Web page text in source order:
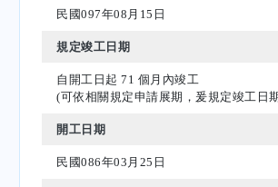
民國097年08月15日
規定竣工日期
自開工日起 71 個月內竣工
(可依相關規定申請展期，爰規定竣工日
開工日期
民國086年03月25日